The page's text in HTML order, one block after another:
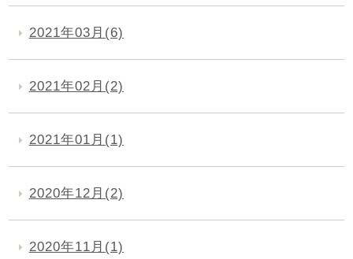
2021年03月(6)
2021年02月(2)
2021年01月(1)
2020年12月(2)
2020年11月(1)